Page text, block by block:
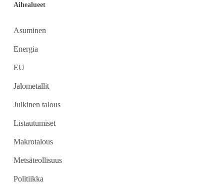
Aihealueet
Asuminen
Energia
EU
Jalometallit
Julkinen talous
Listautumiset
Makrotalous
Metsäteollisuus
Politiikka